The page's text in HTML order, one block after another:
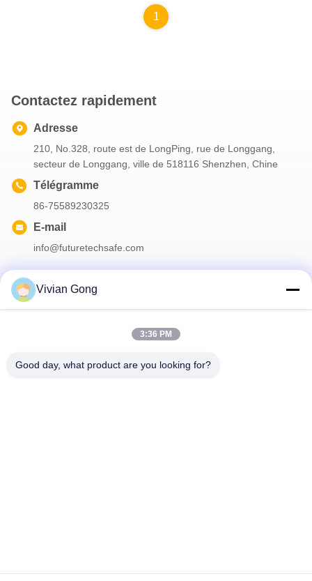
1
Contactez rapidement
Adresse
210, No.328, route est de LongPing, rue de Longgang,
secteur de Longgang, ville de 518116 Shenzhen, Chine
Télégramme
86-75589230325
E-mail
info@futuretechsafe.com
encore.
Vivian Gong
3:36 PM
Good day, what product are you looking for?